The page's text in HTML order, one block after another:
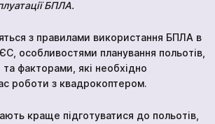
БПЛА.
з правилами використання БПЛА в
ЄС, особливостями планування польотів,
факторами, які необхідно
роботи з квадрокоптером.
краще підготуватися до польотів,